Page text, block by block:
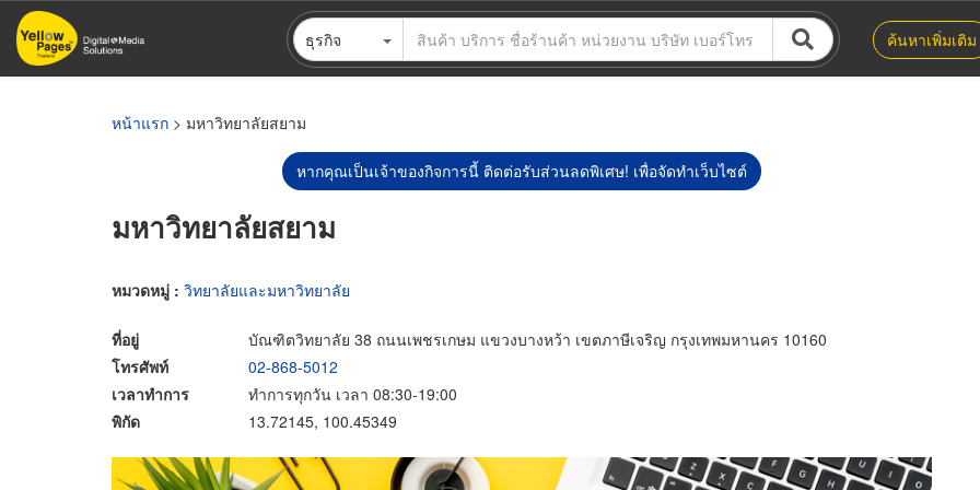
ข้าม
ไป
ธุรกิจ ค้นหาเพิ่มเติม
หน้าแรก > มหาวิทยาลัยสยาม
หากคุณเป็นเจ้าของกิจการนี้ ติดต่อรับส่วนลดพิเศษ! เพื่อจัดทำเว็บไซต์
มหาวิทยาลัยสยาม
หมวดหมู่ : วิทยาลัยและมหาวิทยาลัย
ที่อยู่
บัณฑิตวิทยาลัย 38 ถนนเพชรเกษม แขวงบางหว้า เขตภาษีเจริญ กรุงเทพมหานคร 10160
โทรศัพท์
02-868-5012
เวลาทำการ
ทำการทุกวัน เวลา 08:30-19:00
พิกัด
13.72145, 100.45349